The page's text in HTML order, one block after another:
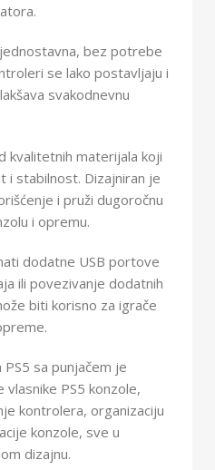
bez potrebe
se lako postavljaju i
svakodnevnu
kvalitetnih materijala koji
i stabilnost. Dizajniran je
i pruži dugoročnu
i opremu.
dodatne USB portove
ili povezivanje dodatnih
biti korisno za igrače
sa punjačem je
PS5 konzole,
kontrolera, organizaciju
konzole, sve u
dizajnu.